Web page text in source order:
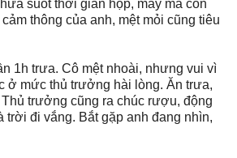
suốt thời gian họp, may mà còn
thông của anh, mệt mỏi cũng tiêu
1h trưa. Cô mệt nhoài, nhưng vui vì
ở mức thủ trưởng hài lòng. Ăn trưa,
trưởng cũng ra chúc rượu, động
trời đi vắng. Bắt gặp anh đang nhìn,